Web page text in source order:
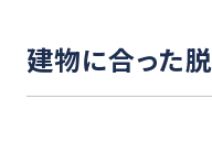
建物に合った